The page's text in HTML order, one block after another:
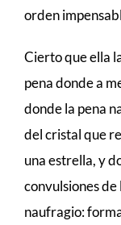
orden
Cierto que ella
pena donde a
donde la pena
del cristal que
una estrella, y
convulsiones
naufragio: